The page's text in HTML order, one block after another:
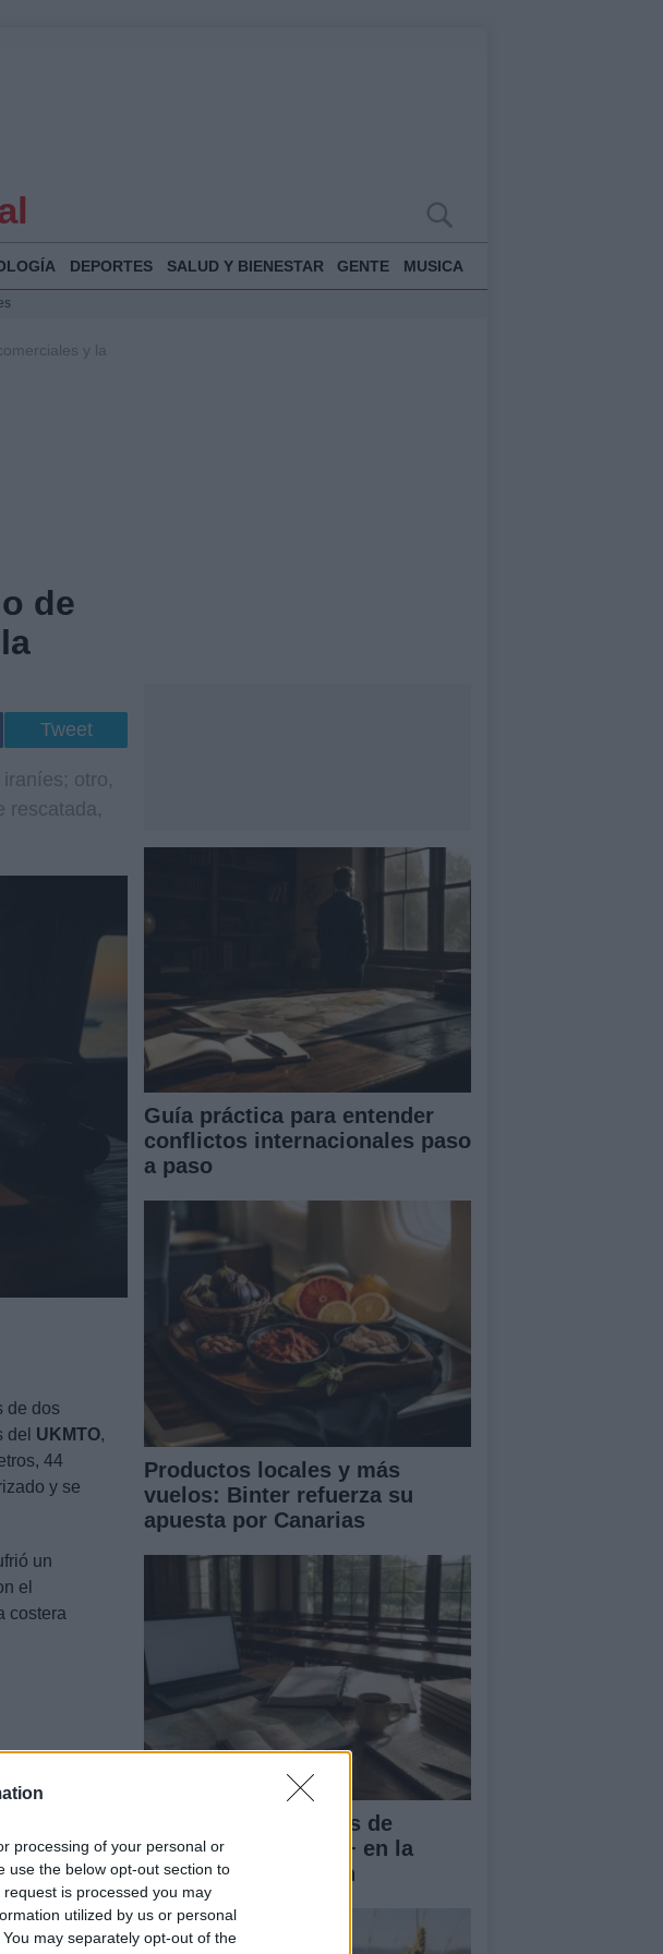
processing of your personal or
use the below opt-out section to
is processed you may
utilized by us or personal
may separately opt-out of the
DEPORTES SALUD Y BIENESTAR GENTE MUSICA
y la
de
Tweet
otro,
rescatada,
de dos
del UKMTO,
44
y se
un
el
costera
había sido
Guía práctica para entender
conflictos internacionales paso
a paso
Productos locales y más
vuelos: Binter refuerza su
apuesta por Canarias
Jornadas Nacionales de
Movilidad Erasmus+ en la
Universidad de Jaén